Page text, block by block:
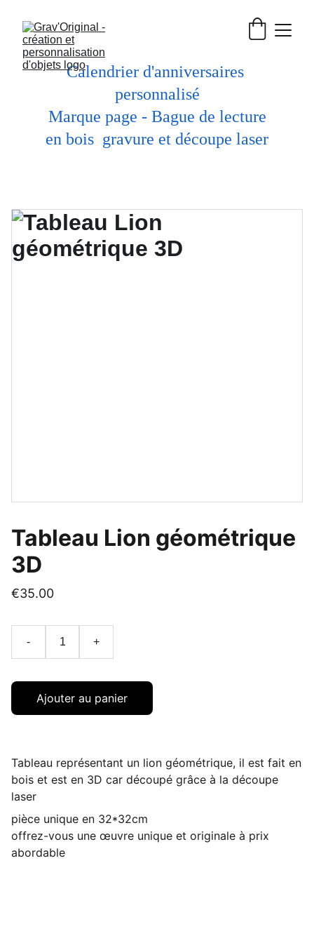
Calendrier d'anniversaires
personnalisé
en bois  gravure et découpe laser
Tableau Lion géométrique
3D
€35.00
- +
Ajouter au panier
Tableau représentant un lion géométrique, il est fait en
bois et est en 3D car découpé grâce à la découpe
laser
pièce unique en 32*32cm
offrez-vous une œuvre unique et originale à prix
abordable